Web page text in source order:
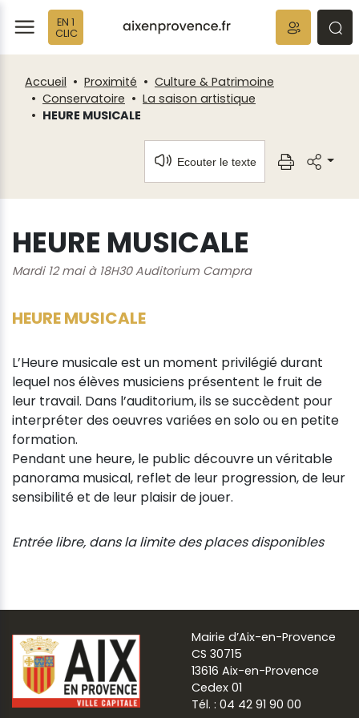
EN 1
CLIC
Accueil Proximité
Culture & Patrimoine
Conservatoire
La saison artistique
HEURE MUSICALE
Ecouter le texte
HEURE MUSICALE
Mardi 12 mai à 18H30 Auditorium Campra
HEURE MUSICALE
L’Heure musicale est un moment privilégié durant
lequel nos élèves musiciens présentent le fruit de
leur travail. Dans l’auditorium, ils se succèdent pour
interpréter des oeuvres variées en solo ou en petite
formation.
Pendant une heure, le public découvre un véritable
panorama musical, reflet de leur progression, de leur
sensibilité et de leur plaisir de jouer.
Entrée libre, dans la limite des places disponibles
Mairie d’Aix-en-Provence
CS 30715
13616 Aix-en-Provence
Cedex 01
Tél. : 04 42 91 90 00
Fenêtre
de
chat
Panneau de gestion des cookies